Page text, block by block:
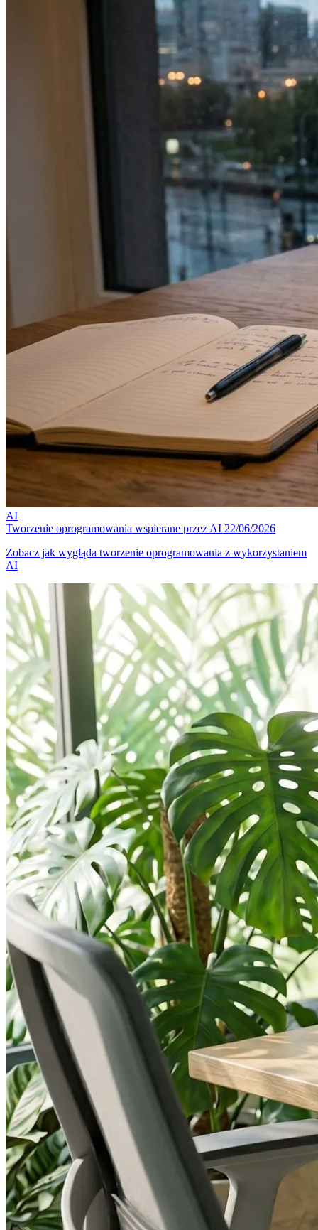
AI
Tworzenie oprogramowania wspierane przez AI 22/06/2026
Zobacz jak wygląda tworzenie oprogramowania z wykorzystaniem
AI